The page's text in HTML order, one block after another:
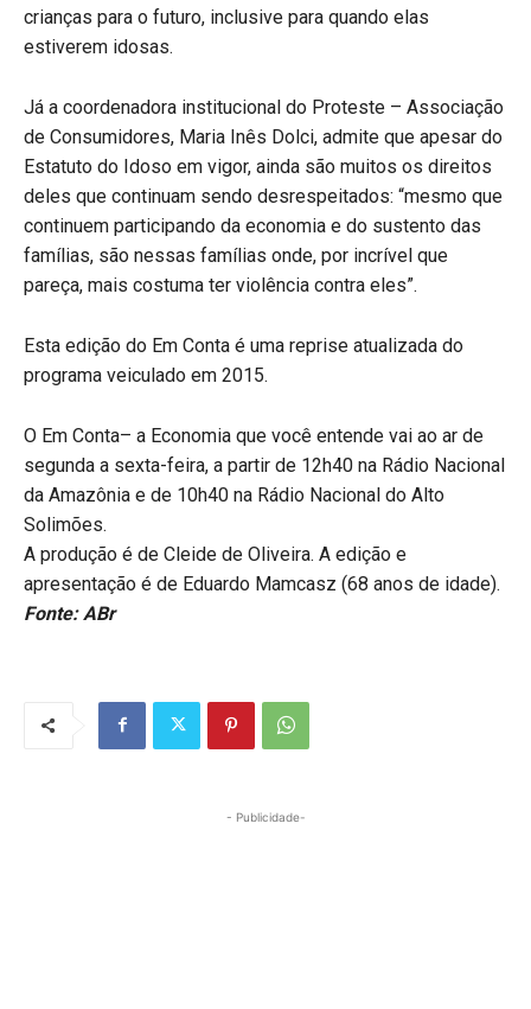
crianças para o futuro, inclusive para quando elas
estiverem idosas.
Já a coordenadora institucional do Proteste – Associação
de Consumidores, Maria Inês Dolci, admite que apesar do
Estatuto do Idoso em vigor, ainda são muitos os direitos
deles que continuam sendo desrespeitados: “mesmo que
continuem participando da economia e do sustento das
famílias, são nessas famílias onde, por incrível que
pareça, mais costuma ter violência contra eles”.
Esta edição do Em Conta é uma reprise atualizada do
programa veiculado em 2015.
O Em Conta– a Economia que você entende vai ao ar de
segunda a sexta-feira, a partir de 12h40 na Rádio Nacional
da Amazônia e de 10h40 na Rádio Nacional do Alto
Solimões.
A produção é de Cleide de Oliveira. A edição e
apresentação é de Eduardo Mamcasz (68 anos de idade).
Fonte: ABr
- Publicidade-